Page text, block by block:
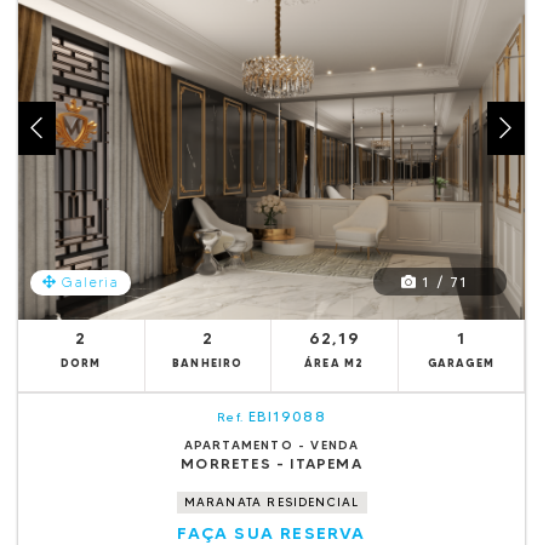
Galeria 1 / 71
2
DORM
2
BANHEIRO
62,19
ÁREA M2
1
GARAGEM
Ref. EBI19088
APARTAMENTO - VENDA
MORRETES - ITAPEMA
MARANATA RESIDENCIAL
FAÇA SUA RESERVA